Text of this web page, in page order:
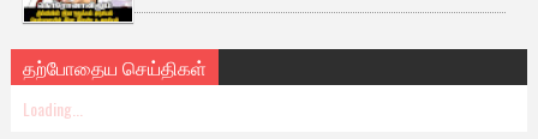
தற்போதைய செய்திகள்
Loading...